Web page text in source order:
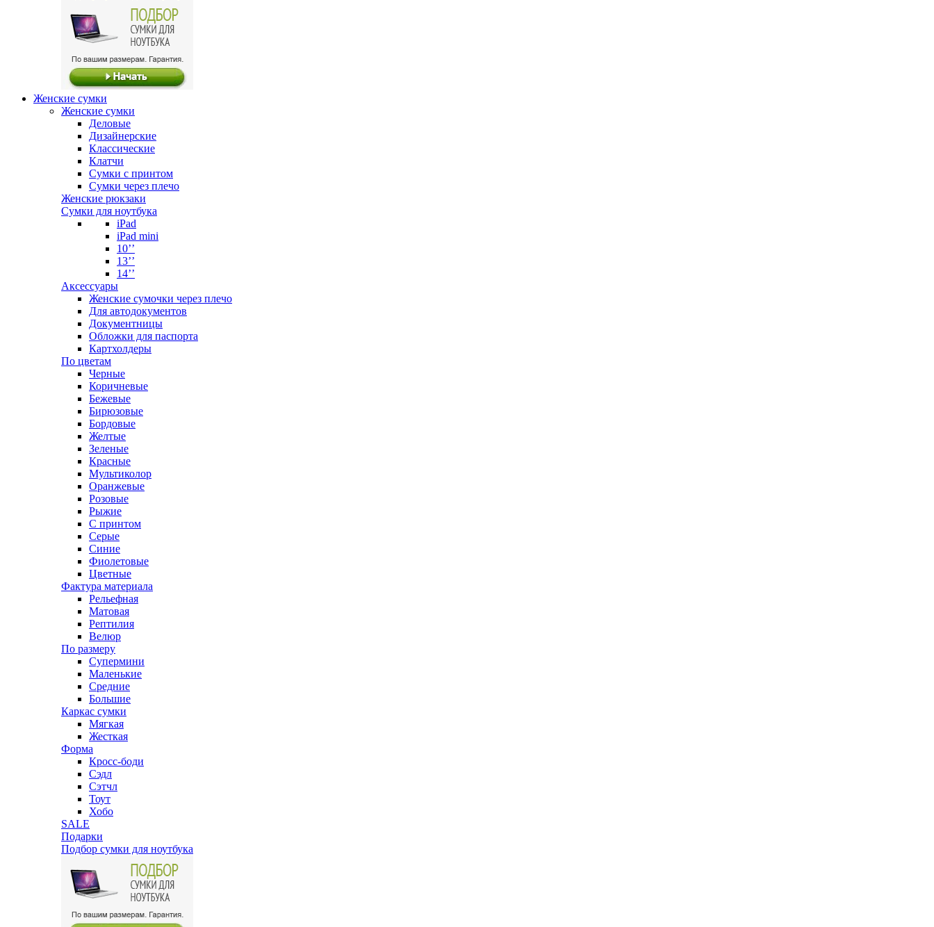
Женские сумки
Женские сумки
Деловые
Дизайнерские
Классические
Клатчи
Сумки с принтом
Сумки через плечо
Женские рюкзаки
Сумки для ноутбука
iPad
iPad mini
10’’
13’’
14’’
Аксессуары
Женские сумочки через плечо
Для автодокументов
Документницы
Обложки для паспорта
Картхолдеры
По цветам
Черные
Коричневые
Бежевые
Бирюзовые
Бордовые
Желтые
Зеленые
Красные
Мультиколор
Оранжевые
Розовые
Рыжие
С принтом
Серые
Синие
Фиолетовые
Цветные
Фактура материала
Рельефная
Матовая
Рептилия
Велюр
По размеру
Супермини
Маленькие
Средние
Большие
Каркас сумки
Мягкая
Жесткая
Форма
Кросс-боди
Сэдл
Сэтчл
Тоут
Хобо
SALE
Подарки
Подбор сумки для ноутбука